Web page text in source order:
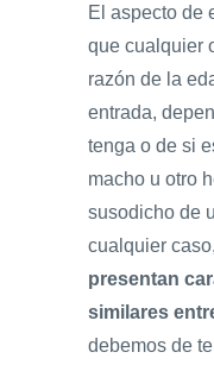
El aspecto de
que cualquier
razón de la
entrada,
tenga o de si
macho u otro
susodicho de
cualquier
presentan
similares
debemos de